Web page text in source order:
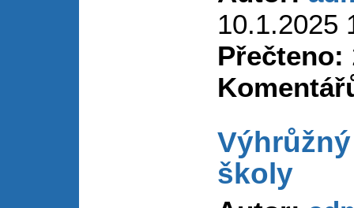
10.1.2025
Přečteno:
školy